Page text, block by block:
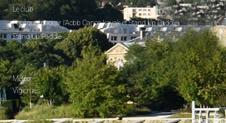
Le club
Pourquoi choisir l’Acbb Canoe-kayak et Stand Up Paddle
Stand Up Paddle
_
Météo
Vigicrues